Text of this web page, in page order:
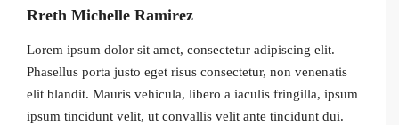
Rreth Michelle Ramirez
Lorem ipsum dolor sit amet, consectetur adipiscing elit.
Phasellus porta justo eget risus consectetur, non venenatis
elit blandit. Mauris vehicula, libero a iaculis fringilla, ipsum
ipsum tincidunt velit, ut convallis velit ante tincidunt dui.